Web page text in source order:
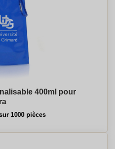
400ml pour
1000 pièces